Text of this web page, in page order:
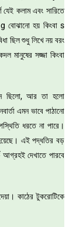
কলাম এবং সারিতে
g বোঝানো হয় কিংবা s
ছিল শুধু লিখে নয় বরং
মানুষের সজ্জা কিংবা
ছিলো, আর তা হলো
এমন ভাবে পাঠানো
ধরতে না পারে।
এই পদ্ধতির বড়
দেখাতে পারবে
কাঠের টুকরোটিকে